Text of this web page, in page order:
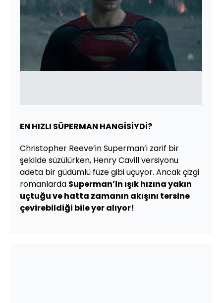
EN HIZLI SÜPERMAN HANGİSİYDİ?
Christopher Reeve’in Superman’i zarif bir
şekilde süzülürken, Henry Cavill versiyonu
adeta bir güdümlü füze gibi uçuyor. Ancak çizgi
romanlarda Superman’in ışık hızına yakın
uçtuğu ve hatta zamanın akışını tersine
çevirebildiği bile yer alıyor!